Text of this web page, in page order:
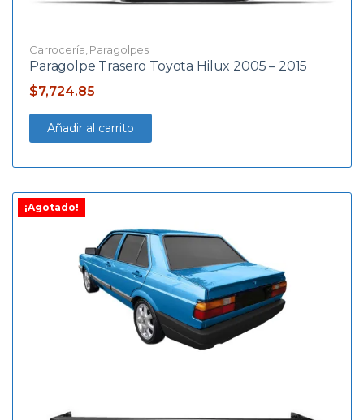
Carrocería Paragolpes
Paragolpe Trasero Toyota Hilux 2005 – 2015
$7,724.85
Añadir al carrito
¡Agotado!